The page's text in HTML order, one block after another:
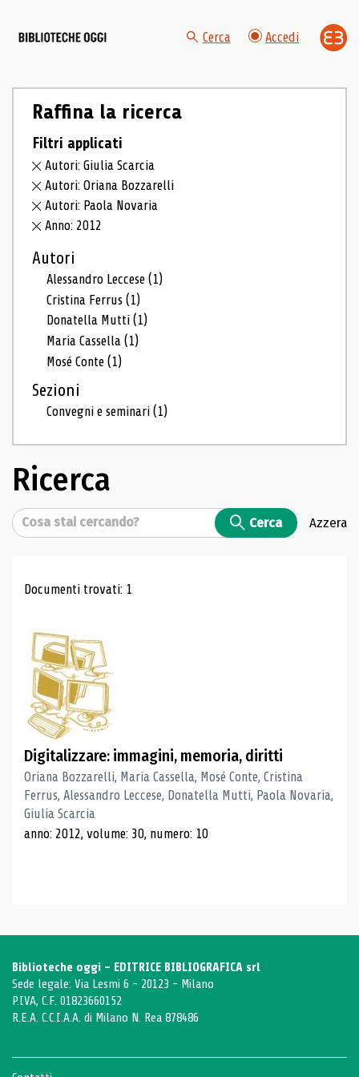
Cerca Accedi
Raffina la ricerca
Filtri applicati
Autori: Giulia Scarcia
Autori: Oriana Bozzarelli
Autori: Paola Novaria
Anno: 2012
Autori
Alessandro Leccese(1)
Cristina Ferrus(1)
Donatella Mutti(1)
Maria Cassella(1)
Mosé Conte(1)
Sezioni
Convegni e seminari(1)
Ricerca
Cerca Cerca Azzera
Risultati di ricerca
Documenti trovati: 1
Digitalizzare: immagini, memoria, diritti
Oriana Bozzarelli, Maria Cassella, Mosé Conte, Cristina
Ferrus, Alessandro Leccese, Donatella Mutti, Paola Novaria,
Giulia Scarcia
anno: 2012, volume: 30, numero: 10
Biblioteche oggi - EDITRICE BIBLIOGRAFICA srl
Sede legale: Via Lesmi 6 - 20123 - Milano
P.IVA, C.F. 01823660152
R.E.A. C.C.I.A.A. di Milano N. Rea 878486